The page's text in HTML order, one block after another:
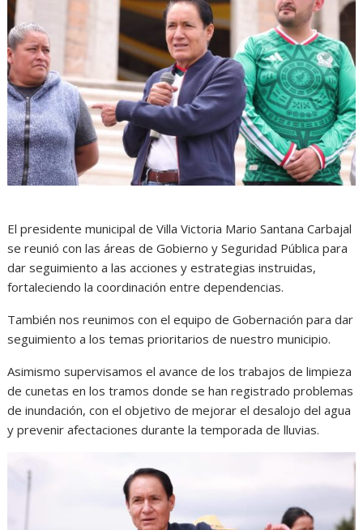
El presidente municipal de Villa Victoria Mario Santana Carbajal
se reunió con las áreas de Gobierno y Seguridad Pública para
dar seguimiento a las acciones y estrategias instruidas,
fortaleciendo la coordinación entre dependencias.
También nos reunimos con el equipo de Gobernación para dar
seguimiento a los temas prioritarios de nuestro municipio.
Asimismo supervisamos el avance de los trabajos de limpieza
de cunetas en los tramos donde se han registrado problemas
de inundación, con el objetivo de mejorar el desalojo del agua
y prevenir afectaciones durante la temporada de lluvias.